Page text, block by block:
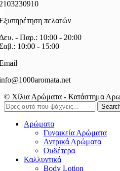
πελατών
- Παρ.: 10:00 - 20:00
10:00 - 15:00
© Χίλια Αρώματα - Κατάστημα
Αρώματα
Γυναικεία Αρώματα
Αντρικά Αρώματα
Ουδέτερα
Καλλυντικά
Body Lotion